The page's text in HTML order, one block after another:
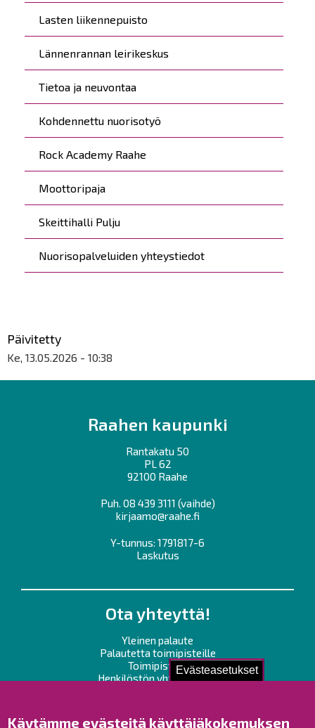
Evästeasetukset
Käytämme evästeitä käyttäjäkokemuksen
Lasten liikennepuisto
Lännenrannan leirikeskus
Tietoa ja neuvontaa
Kohdennettu nuorisotyö
Rock Academy Raahe
Moottoripaja
Skeittihalli Pulju
Nuorisopalveluiden yhteystiedot
Päivitetty
Ke, 13.05.2026 - 10:38
Raahen kaupunki
Rantakatu 50
PL 62
92100 Raahe
Puh. 08 439 3111 (vaihde)
kirjaamo@raahe.fi
Y-tunnus: 1791817-6
Laskutus
Ota yhteyttä!
Yleinen palaute
Palautetta toimipisteille
Toimipisteet
Henkilöstön yhteystiedot